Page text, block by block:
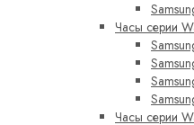
Часы серии
Часы серии